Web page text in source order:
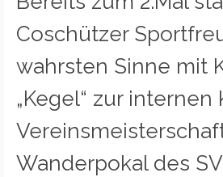
Coschützer
wahrsten Sinne mit
„Kegel“ zur internen
Wanderpokal des